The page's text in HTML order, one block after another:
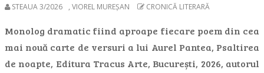
STEAUA 3/2026 , VIOREL MUREŞAN CRONICĂ LITERARĂ
Monolog dramatic fiind aproape fiecare poem din cea
mai nouă carte de versuri a lui Aurel Pantea, Psaltirea
de noapte, Editura Tracus Arte, București, 2026, autorul